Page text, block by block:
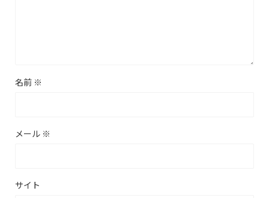
名前 ※
メール ※
サイト